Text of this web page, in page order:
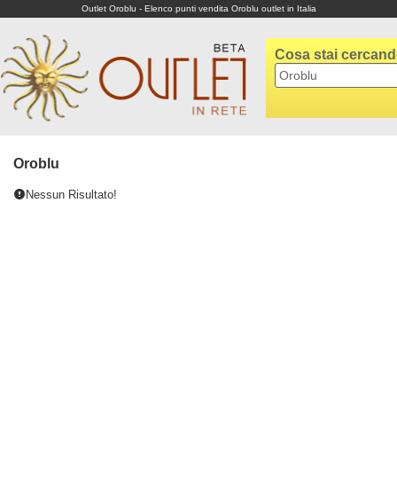
Outlet Oroblu - Elenco punti vendita Oroblu outlet in Italia
Cosa stai
Oroblu
Nessun Risultato!